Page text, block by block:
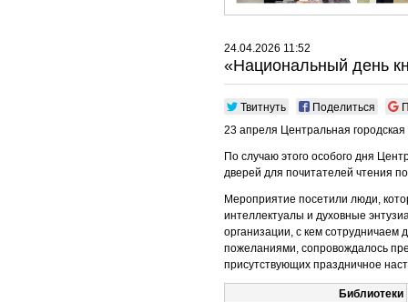
24.04.2026 11:52
«Национальный день
Твитнуть Поделиться
23 апреля Центральная
По случаю этого особого дня
дверей для почитателей чтения
Мероприятие посетили люди,
интеллектуалы и духовные
организации, с кем
пожеланиями, сопровождалось
присутствующих праздничное
Библиотеки